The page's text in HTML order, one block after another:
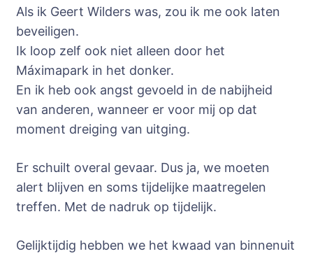
Als ik Geert Wilders was, zou ik me ook laten
beveiligen.
Ik loop zelf ook niet alleen door het
Máximapark in het donker.
En ik heb ook angst gevoeld in de nabijheid
van anderen, wanneer er voor mij op dat
moment dreiging van uitging.
Er schuilt overal gevaar. Dus ja, we moeten
alert blijven en soms tijdelijke maatregelen
treffen. Met de nadruk op tijdelijk.
Gelijktijdig hebben we het kwaad van binnenuit